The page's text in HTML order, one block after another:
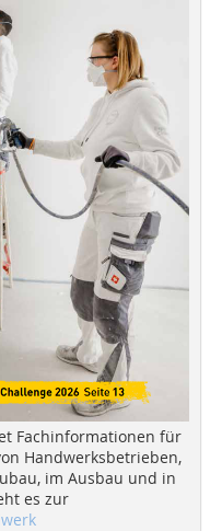
Fachinformationen für
Handwerksbetrieben,
im Ausbau und in
es zur